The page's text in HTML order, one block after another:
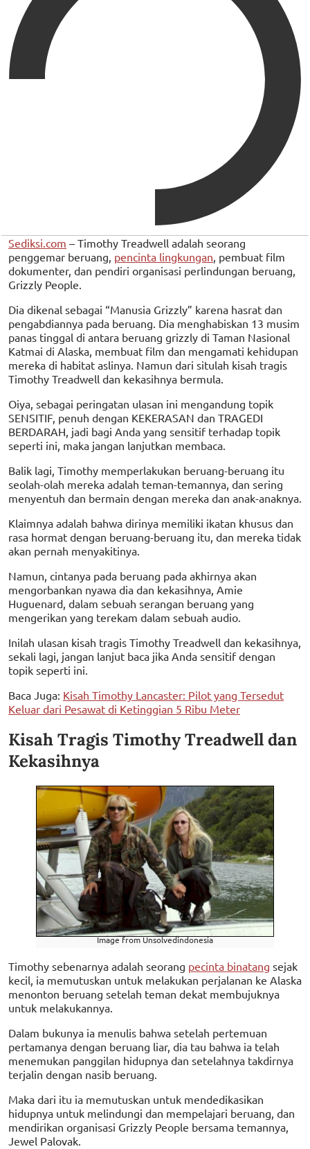
Sediksi.com – Timothy Treadwell adalah seorang
penggemar beruang, pencinta lingkungan , pembuat film
dokumenter, dan pendiri organisasi perlindungan beruang,
Grizzly People.
Dia dikenal sebagai “Manusia Grizzly” karena hasrat dan
pengabdiannya pada beruang. Dia menghabiskan 13 musim
panas tinggal di antara beruang grizzly di Taman Nasional
Katmai di Alaska, membuat film dan mengamati kehidupan
mereka di habitat aslinya. Namun dari situlah kisah tragis
Timothy Treadwell dan kekasihnya bermula.
Oiya, sebagai peringatan ulasan ini mengandung topik
SENSITIF, penuh dengan KEKERASAN dan TRAGEDI
BERDARAH, jadi bagi Anda yang sensitif terhadap topik
seperti ini, maka jangan lanjutkan membaca.
Balik lagi, Timothy memperlakukan beruang-beruang itu
seolah-olah mereka adalah teman-temannya, dan sering
menyentuh dan bermain dengan mereka dan anak-anaknya.
Klaimnya adalah bahwa dirinya memiliki ikatan khusus dan
rasa hormat dengan beruang-beruang itu, dan mereka tidak
akan pernah menyakitinya.
Namun, cintanya pada beruang pada akhirnya akan
mengorbankan nyawa dia dan kekasihnya, Amie
Huguenard, dalam sebuah serangan beruang yang
mengerikan yang terekam dalam sebuah audio.
Inilah ulasan kisah tragis Timothy Treadwell dan kekasihnya,
sekali lagi, jangan lanjut baca jika Anda sensitif dengan
topik seperti ini.
Baca Juga: Kisah Timothy Lancaster: Pilot yang Tersedut
Keluar dari Pesawat di Ketinggian 5 Ribu Meter
Kisah Tragis Timothy Treadwell dan
Kekasihnya
Image from Unsolvedindonesia
Timothy sebenarnya adalah seorang pecinta binatang sejak
kecil, ia memutuskan untuk melakukan perjalanan ke Alaska
menonton beruang setelah teman dekat membujuknya
untuk melakukannya.
Dalam bukunya ia menulis bahwa setelah pertemuan
pertamanya dengan beruang liar, dia tau bahwa ia telah
menemukan panggilan hidupnya dan setelahnya takdirnya
terjalin dengan nasib beruang.
Maka dari itu ia memutuskan untuk mendedikasikan
hidupnya untuk melindungi dan mempelajari beruang, dan
mendirikan organisasi Grizzly People bersama temannya,
Jewel Palovak.